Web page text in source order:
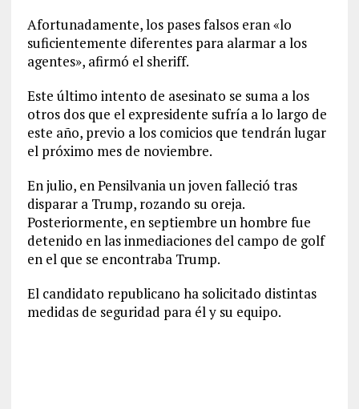
Afortunadamente, los pases falsos eran «lo
suficientemente diferentes para alarmar a los
agentes», afirmó el sheriff.
Este último intento de asesinato se suma a los
otros dos que el expresidente sufría a lo largo de
este año, previo a los comicios que tendrán lugar
el próximo mes de noviembre.
En julio, en Pensilvania un joven falleció tras
disparar a Trump, rozando su oreja.
Posteriormente, en septiembre un hombre fue
detenido en las inmediaciones del campo de golf
en el que se encontraba Trump.
El candidato republicano ha solicitado distintas
medidas de seguridad para él y su equipo.